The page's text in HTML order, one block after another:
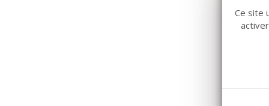
Ce site